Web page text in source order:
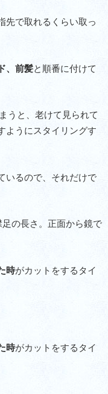
先で取れるくらい取っ
、前髪と順番に付けて
うと、老けて見られて
ようにスタイリングす
いるので、それだけで
の長さ。正面から鏡で
時がカットをするタイ
時がカットをするタイ